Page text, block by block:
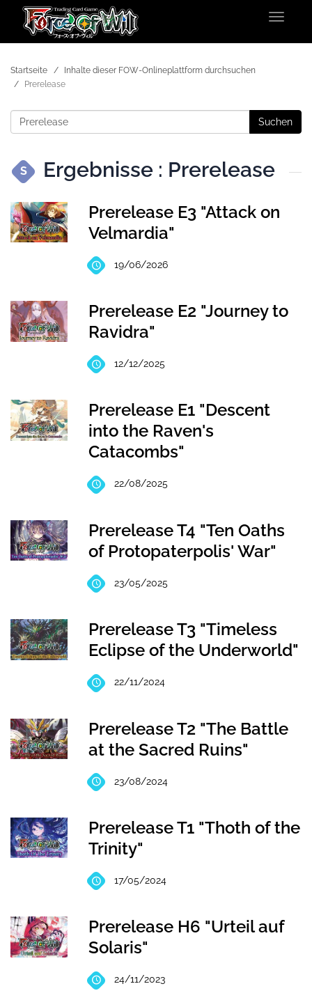
Toggle
Startseite
Inhalte dieser FOW-Onlineplattform durchsuchen
Prerelease
Suchen
S Ergebnisse : Prerelease
Prerelease E3 "Attack on
Velmardia"
19/06/2026
Prerelease E2 "Journey to
Ravidra"
12/12/2025
Prerelease E1 "Descent
into the Raven's
Catacombs"
22/08/2025
Prerelease T4 "Ten Oaths
of Protopaterpolis' War"
23/05/2025
Prerelease T3 "Timeless
Eclipse of the Underworld"
22/11/2024
Prerelease T2 "The Battle
at the Sacred Ruins"
23/08/2024
Prerelease T1 "Thoth of the
Trinity"
17/05/2024
Prerelease H6 "Urteil auf
Solaris"
24/11/2023